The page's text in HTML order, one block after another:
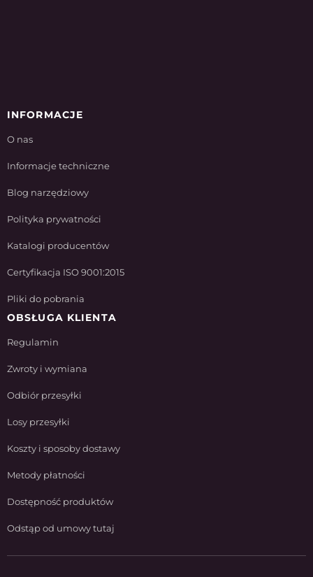
INFORMACJE
O nas
Informacje techniczne
Blog narzędziowy
Polityka prywatności
Katalogi producentów
Certyfikacja ISO 9001:2015
Pliki do pobrania
OBSŁUGA KLIENTA
Regulamin
Zwroty i wymiana
Odbiór przesyłki
Losy przesyłki
Koszty i sposoby dostawy
Metody płatności
Dostępność produktów
Odstąp od umowy tutaj